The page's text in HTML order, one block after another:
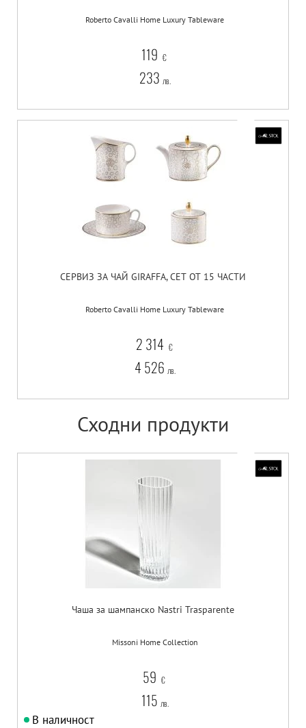
Roberto Cavalli Home Luxury Tableware
119 €
233 лв.
СЕРВИЗ ЗА ЧАЙ GIRAFFA, СЕТ ОТ 15 ЧАСТИ
Roberto Cavalli Home Luxury Tableware
2 314 €
4 526 лв.
Сходни продукти
Чаша за шампанско Nastri Trasparente
Missoni Home Collection
59 €
115 лв.
В наличност